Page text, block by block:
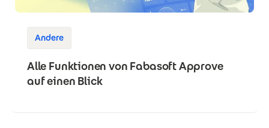
Andere
Alle Funktionen von Fabasoft Approve
auf einen Blick